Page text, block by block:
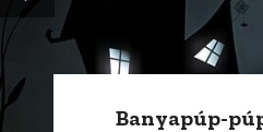
Banyapúp-